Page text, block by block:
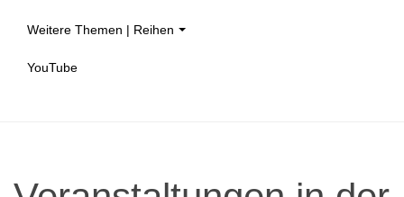
Weitere Themen | Reihen
YouTube